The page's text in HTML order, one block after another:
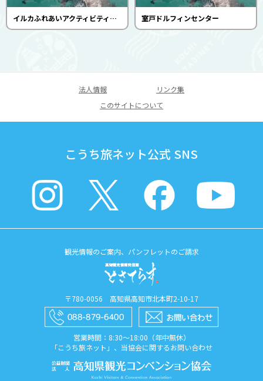
イルカふれあいアクティビティ各種(室戸ドルフィンセンター) 室戸ドルフィンセンター
法人情報
リンク集
このサイトについて
こうち旅ネット公式 SNS
観光情報のご案内、パンフレットのご請求
〒780-0056 高知県高知市北本町2-10-17
営業時間：8:30〜18:00（年中無休）
「こうち旅ネット」、当協会に関するお問い合わせ